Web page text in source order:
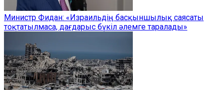
Министр Фидан: «Израильдің басқыншылық саясаты
тоқтатылмаса, дағдарыс бүкіл әлемге таралады»